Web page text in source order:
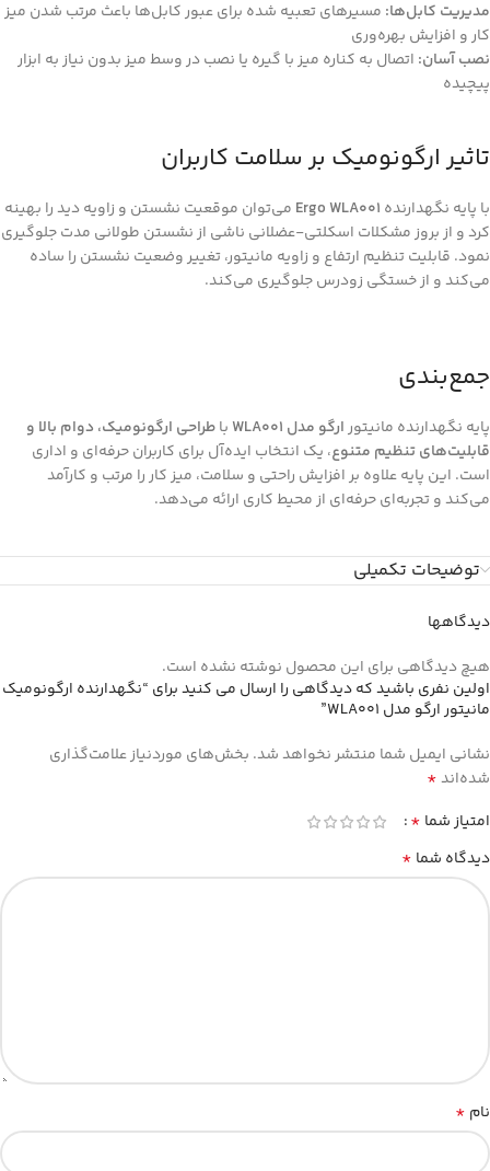
مدیریت کابل‌ها: مسیرهای تعبیه شده برای عبور کابل‌ها باعث مرتب شدن میز
کار و افزایش بهره‌وری
نصب آسان: اتصال به کناره میز با گیره یا نصب در وسط میز بدون نیاز به ابزار
پیچیده
تاثیر ارگونومیک بر سلامت کاربران
با پایه نگهدارنده Ergo WLA001 می‌توان موقعیت نشستن و زاویه دید را بهینه
کرد و از بروز مشکلات اسکلتی-عضلانی ناشی از نشستن طولانی مدت جلوگیری
نمود. قابلیت تنظیم ارتفاع و زاویه مانیتور، تغییر وضعیت نشستن را ساده
می‌کند و از خستگی زودرس جلوگیری می‌کند.
جمع‌بندی
پایه نگهدارنده مانیتورارگو مدل WLA001 باطراحی ارگونومیک، دوام بالا و
قابلیت‌های تنظیم متنوع، یک انتخاب ایده‌آل برای کاربران حرفه‌ای و اداری
است. این پایه علاوه بر افزایش راحتی و سلامت، میز کار را مرتب و کارآمد
می‌کند و تجربه‌ای حرفه‌ای از محیط کاری ارائه می‌دهد.
توضیحات تکمیلی
دیدگاهها
هیچ دیدگاهی برای این محصول نوشته نشده است.
اولین نفری باشید که دیدگاهی را ارسال می کنید برای “نگهدارنده ارگونومیک
مانیتور ارگو مدل WLA001”
نشانی ایمیل شما منتشر نخواهد شد. بخش‌های موردنیاز علامت‌گذاری
شده‌اند*
امتیاز شما *
دیدگاه شما *
نام *